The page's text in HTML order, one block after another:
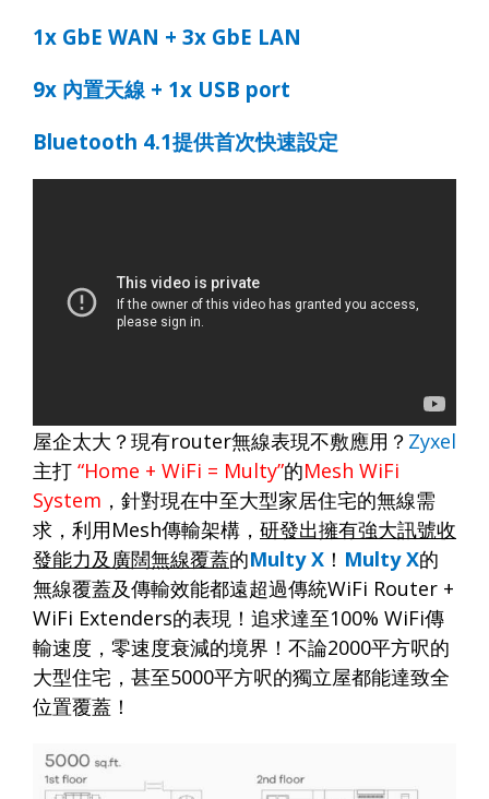
1x GbE WAN + 3x GbE LAN
9x 內置天線+ 1x USB port
Bluetooth 4.1提供首次快速設定
屋企太大？現有router無線表現不敷應用？ Zyxel
主打 “Home + WiFi = Multy”的Mesh WiFi
System ，針對現在中至大型家居住宅的無線需
求，利用Mesh傳輸架構， 研發出擁有強大訊號收
發能力及廣闊無線覆蓋的Multy X ！ Multy X的
無線覆蓋及傳輸效能都遠超過傳統WiFi Router +
WiFi Extenders的表現！追求達至100% WiFi傳
輸速度，零速度衰減的境界！不論2000平方呎的
大型住宅，甚至5000平方呎的獨立屋都能達致全
位置覆蓋！